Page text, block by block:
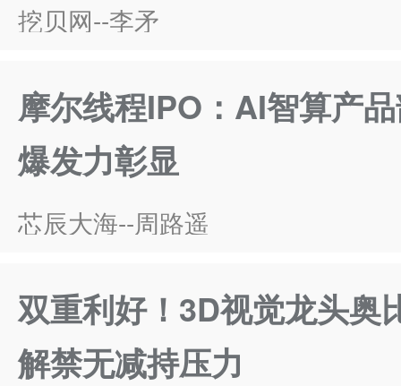
挖贝网--李矛
摩尔线程IPO：AI智算产
爆发力彰显
芯辰大海--周路遥
双重利好！3D视觉龙头奥
解禁无减持压力